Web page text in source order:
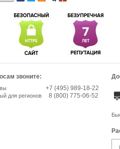
звоните:
для регионов
+7 (495) 989-18-22
8 (800) 775-06-52